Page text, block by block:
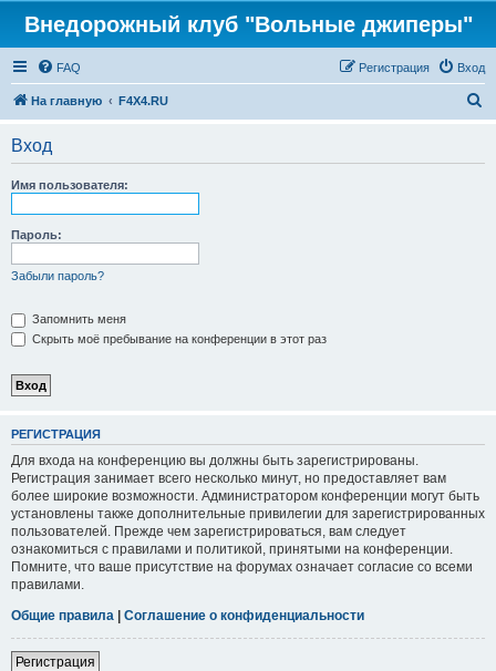
Внедорожный клуб "Вольные джиперы"
FAQ Вход
Регистрация
На главную F4X4.RU
Вход
Имя пользователя:
Пароль:
Забыли пароль?
Запомнить меня
Скрыть моё пребывание на конференции в этот раз
РЕГИСТРАЦИЯ
Для входа на конференцию вы должны быть зарегистрированы.
Регистрация занимает всего несколько минут, но предоставляет вам
более широкие возможности. Администратором конференции могут быть
установлены также дополнительные привилегии для зарегистрированных
пользователей. Прежде чем зарегистрироваться, вам следует
ознакомиться с правилами и политикой, принятыми на конференции.
Помните, что ваше присутствие на форумах означает согласие со всеми
правилами.
Общие правила | Соглашение о конфиденциальности
Регистрация